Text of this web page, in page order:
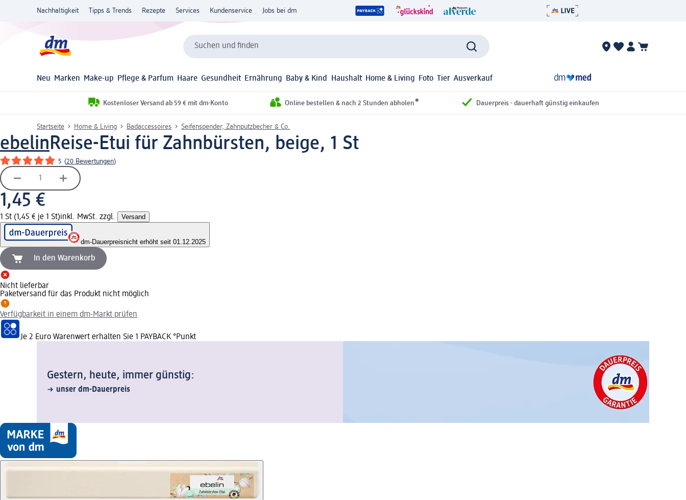
Nachhaltigkeit Tipps & Trends Rezepte Services Kundenservice Jobs bei dm
Suchen und finden
Neu Marken Make-up Pflege & Parfum Haare Gesundheit Ernährung Baby & Kind Haushalt Home & Living Foto Tier Ausverkauf
Kostenloser Versand ab 59 € mit dm-Konto Online bestellen & nach 2 Stunden abholen* Dauerpreis - dauerhaft günstig einkaufen
Startseite Home & Living Badaccessoires Seifenspender, Zahnputzbecher & Co.
ebelinReise-Etui für Zahnbürsten, beige, 1 St
5 (20 Bewertungen)
1,45 €
1 St (1,45 € je 1 St)inkl. MwSt. zzgl. Versand
dm-Dauerpreisnicht erhöht seit 01.12.2025
In den Warenkorb
Nicht lieferbar
Paketversand für das Produkt nicht möglich
Verfügbarkeit in einem dm-Markt prüfen
Je 2 Euro Warenwert erhalten Sie 1 PAYBACK °Punkt
Gestern, heute, immer günstig:
unser dm-Dauerpreis